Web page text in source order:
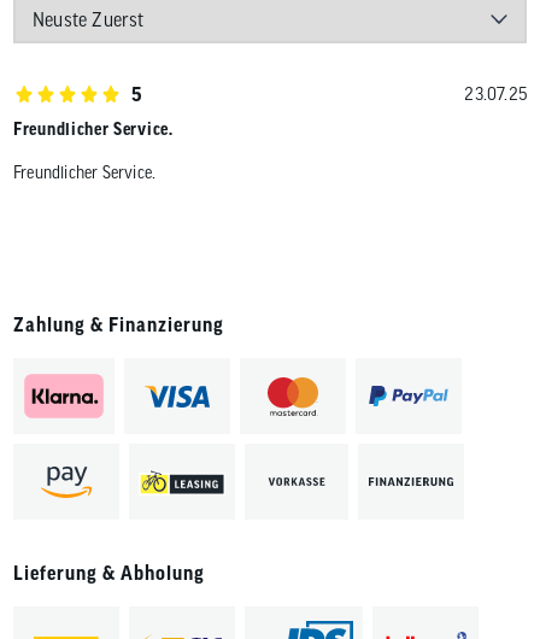
5
23.07.25
Freundlicher Service.
Freundlicher Service.
Zahlung & Finanzierung
Lieferung & Abholung